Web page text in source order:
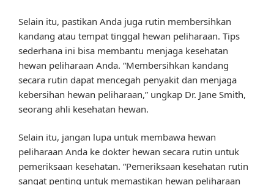
Selain itu, pastikan Anda juga rutin membersihkan
kandang atau tempat tinggal hewan peliharaan. Tips
sederhana ini bisa membantu menjaga kesehatan
hewan peliharaan Anda. “Membersihkan kandang
secara rutin dapat mencegah penyakit dan menjaga
kebersihan hewan peliharaan,” ungkap Dr. Jane Smith,
seorang ahli kesehatan hewan.
Selain itu, jangan lupa untuk membawa hewan
peliharaan Anda ke dokter hewan secara rutin untuk
pemeriksaan kesehatan. “Pemeriksaan kesehatan rutin
sangat penting untuk memastikan hewan peliharaan